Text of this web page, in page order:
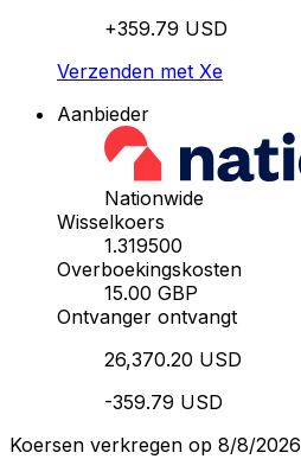
+359.79 USD
Verzenden met Xe
Aanbieder
Nationwide
Wisselkoers
1.319500
Overboekingskosten
15.00 GBP
Ontvanger ontvangt
26,370.20 USD
-359.79 USD
Koersen verkregen op 8/8/2026